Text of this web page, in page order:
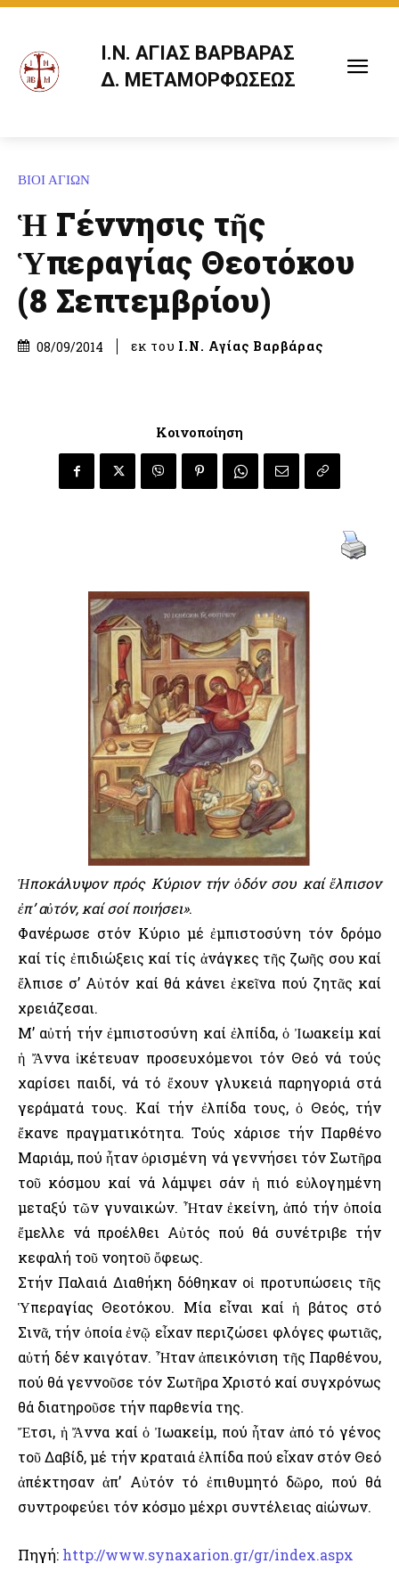
Ι.Ν. ΑΓΙΑΣ ΒΑΡΒΑΡΑΣ
Δ. ΜΕΤΑΜΟΡΦΩΣΕΩΣ
ΒΙΟΙ ΑΓΙΩΝ
Ἡ Γέννησις τῆς
Ὑπεραγίας Θεοτόκου
(8 Σεπτεμβρίου)
08/09/2014 εκ του Ι.Ν. Αγίας Βαρβάρας
Κοινοποίηση
Ἡποκάλυψον πρός Κύριον τήν ὁδόν σου καί ἔλπισον
ἐπ’ αὐτόν, καί σοί ποιήσει».
Φανέρωσε στόν Κύριο μέ ἐμπιστοσύνη τόν δρόμο
καί τίς ἐπιδιώξεις καί τίς ἀνάγκες τῆς ζωῆς σου καί
ἔλπισε σ’ Αὐτόν καί θά κάνει ἐκεῖνα πού ζητᾶς καί
χρειάζεσαι.
Μ’ αὐτή τήν ἐμπιστοσύνη καί ἐλπίδα, ὁ Ἰωακείμ καί
ἡ Ἄννα ἱκέτευαν προσευχόμενοι τόν Θεό νά τούς
χαρίσει παιδί, νά τό ἔχουν γλυκειά παρηγοριά στά
γεράματά τους. Καί τήν ἐλπίδα τους, ὁ Θεός, τήν
ἔκανε πραγματικότητα. Τούς χάρισε τήν Παρθένο
Μαριάμ, πού ἦταν ὁρισμένη νά γεννήσει τόν Σωτῆρα
τοῦ κόσμου καί νά λάμψει σάν ἡ πιό εὐλογημένη
μεταξύ τῶν γυναικών. Ἦταν ἐκείνη, ἀπό τήν ὁποία
ἔμελλε νά προέλθει Αὐτός πού θά συνέτριβε τήν
κεφαλή τοῦ νοητοῦ ὄφεως.
Στήν Παλαιά Διαθήκη δόθηκαν οἱ προτυπώσεις τῆς
Ὑπεραγίας Θεοτόκου. Μία εἶναι καί ἡ βάτος στό
Σινᾶ, τήν ὁποία ἐνῷ εἶχαν περιζώσει φλόγες φωτιᾶς,
αὐτή δέν καιγόταν. Ἦταν ἀπεικόνιση τῆς Παρθένου,
πού θά γεννοῦσε τόν Σωτῆρα Χριστό καί συγχρόνως
θά διατηροῦσε τήν παρθενία της.
Ἔτσι, ἡ Ἄννα καί ὁ Ἰωακείμ, πού ἦταν ἀπό τό γένος
τοῦ Δαβίδ, μέ τήν κραταιά ἐλπίδα πού εἶχαν στόν Θεό
ἀπέκτησαν ἀπ’ Αὐτόν τό ἐπιθυμητό δῶρο, πού θά
συντροφεύει τόν κόσμο μέχρι συντέλειας αἰώνων.
Πηγή: http://www.synaxarion.gr/gr/index.aspx